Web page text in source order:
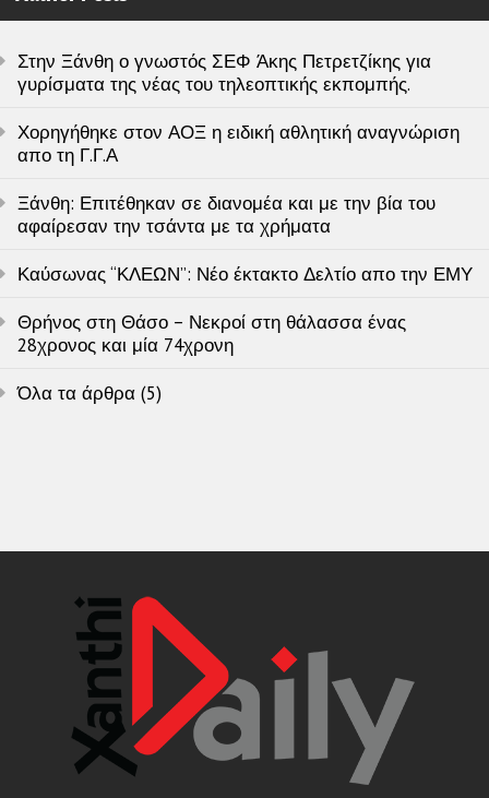
Στην Ξάνθη ο γνωστός ΣΕΦ Άκης Πετρετζίκης για
γυρίσματα της νέας του τηλεοπτικής εκπομπής.
Χορηγήθηκε στον ΑΟΞ η ειδική αθλητική αναγνώριση
απο τη Γ.Γ.Α
Ξάνθη: Επιτέθηκαν σε διανομέα και με την βία του
αφαίρεσαν την τσάντα με τα χρήματα
Καύσωνας “ΚΛΕΩΝ”: Νέο έκτακτο Δελτίο απο την ΕΜΥ
Θρήνος στη Θάσο – Νεκροί στη θάλασσα ένας
28χρονος και μία 74χρονη
Όλα τα άρθρα (5)